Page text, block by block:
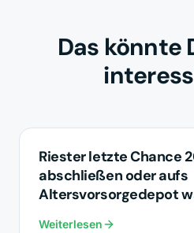
Das könnte
ALTERSVORSORGE
Riester letzte Chance
abschließen oder aufs
Altersvorsorgedepot
Weiterlesen